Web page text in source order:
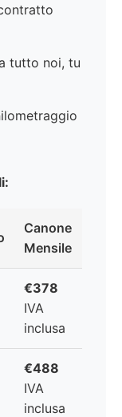
tutto noi, tu
Canone
Mensile
€378
IVA
inclusa
€488
IVA
inclusa